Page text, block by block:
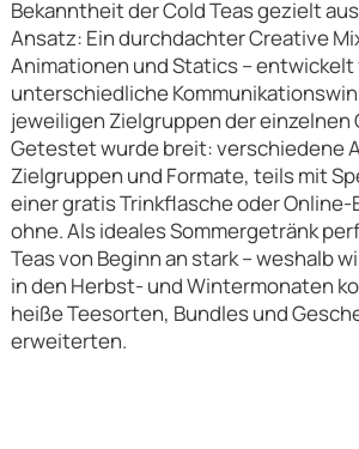
Bekanntheit der Cold Teas gezielt
Ansatz: Ein durchdachter Creative
Animationen und Statics – entwickelt
unterschiedliche
jeweiligen Zielgruppen der einzelnen
Getestet wurde breit: verschiedene
Zielgruppen und Formate, teils mit
einer gratis Trinkflasche oder
ohne. Als ideales Sommergetränk
Teas von Beginn an stark – weshalb
in den Herbst- und Wintermonaten
heiße Teesorten, Bundles und
erweiterten.